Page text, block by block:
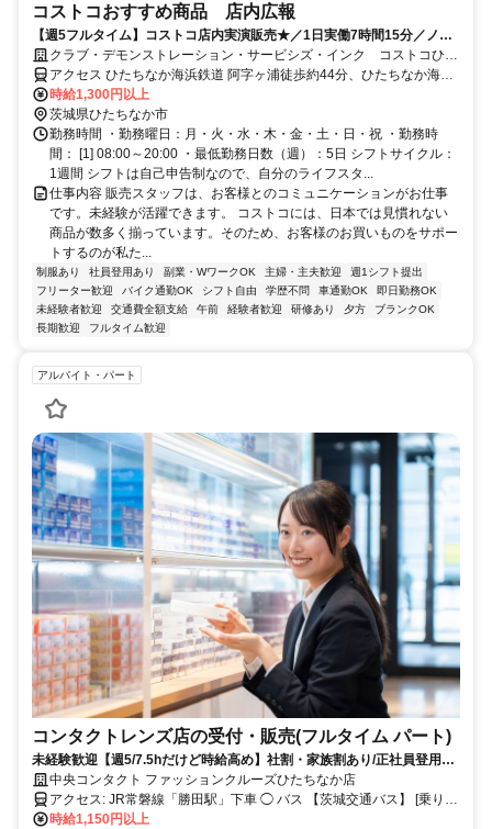
コストコおすすめ商品 店内広報
【週5フルタイム】コストコ店内実演販売★／1日実働7時間15分／ノル
マなし／日本にない海外商品の魅力を伝える
クラブ・デモンストレーション・サービシズ・インク コストコひた
ちなか 倉庫店
アクセス ひたちなか海浜鉄道 阿字ヶ浦徒歩約44分、ひたちなか海浜
鉄道 磯崎徒歩約56分、ひたちなか海浜鉄道 中根徒歩約64分 ひたちな
か海浜鉄道「阿字ヶ浦」駅から車9分 ※車・バイク通勤可
時給1,300円以上
茨城県ひたちなか市
勤務時間 ・勤務曜日：月・火・水・木・金・土・日・祝 ・勤務時
間： [1] 08:00～20:00 ・最低勤務日数（週）：5日 シフトサイクル：
1週間 シフトは自己申告制なので、自分のライフスタ...
仕事内容 販売スタッフは、お客様とのコミュニケーションがお仕事
です。未経験が活躍できます。 コストコには、日本では見慣れない
商品が数多く揃っています。そのため、お客様のお買いものをサポー
トするのが私た...
制服あり 社員登用あり 副業・WワークOK 主婦・主夫歓迎
週1シフト提出
フリーター歓迎
バイク通勤OK シフト自由 学歴不問 車通勤OK
即日勤務OK
未経験者歓迎
交通費全額支給 午前 経験者歓迎 研修あり 夕方
ブランクOK
長期歓迎
フルタイム歓迎
アルバイト・パート
コンタクトレンズ店の受付・販売(フルタイム パート)
未経験歓迎【週5/7.5hだけど時給高め】社割・家族割あり/正社員登用あ
り、交通費規定支給
中央コンタクト ファッションクルーズひたちなか店
アクセス: JR常磐線「勝田駅」下車 ◯ バス 【茨城交通バス】 [乗り
場] 勝田駅東口バスターミナル 2番のりば 発、「中央研修所・ひたち
時給1,150円以上